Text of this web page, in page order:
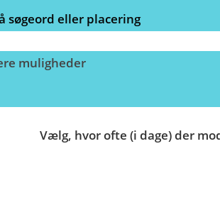
søgeord eller placering
muligheder
Vælg, hvor ofte (i dage) der